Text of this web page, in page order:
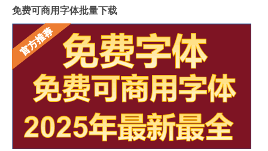
免费可商用字体批量下载